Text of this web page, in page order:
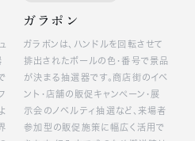
ガラポン
ガラポンは、ハンドルを回転させて
排出されたボールの色・番号で景品
が決まる抽選器です。商店街のイベ
ント・店舗の販促キャンペーン・展
示会のノベルティ抽選など、来場者
参加型の販促施策に幅広く活用で